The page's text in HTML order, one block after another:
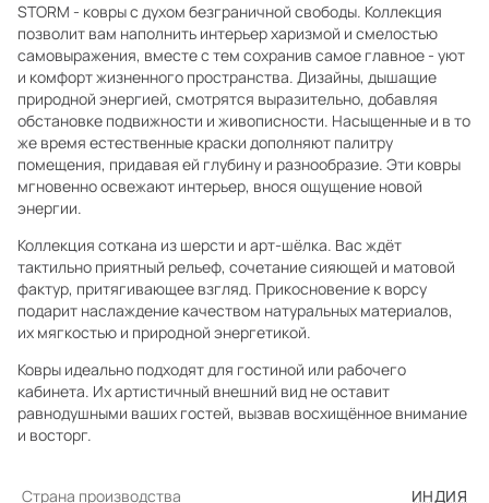
STORM - ковры с духом безграничной свободы. Коллекция
позволит вам наполнить интерьер харизмой и смелостью
самовыражения, вместе с тем сохранив самое главное - уют
и комфорт жизненного пространства. Дизайны, дышащие
природной энергией, смотрятся выразительно, добавляя
обстановке подвижности и живописности. Насыщенные и в то
же время естественные краски дополняют палитру
помещения, придавая ей глубину и разнообразие. Эти ковры
мгновенно освежают интерьер, внося ощущение новой
энергии.
Коллекция соткана из шерсти и арт-шёлка. Вас ждёт
тактильно приятный рельеф, сочетание сияющей и матовой
фактур, притягивающее взгляд. Прикосновение к ворсу
подарит наслаждение качеством натуральных материалов,
их мягкостью и природной энергетикой.
Ковры идеально подходят для гостиной или рабочего
кабинета. Их артистичный внешний вид не оставит
равнодушными ваших гостей, вызвав восхищённое внимание
и восторг.
Страна производства ИНДИЯ